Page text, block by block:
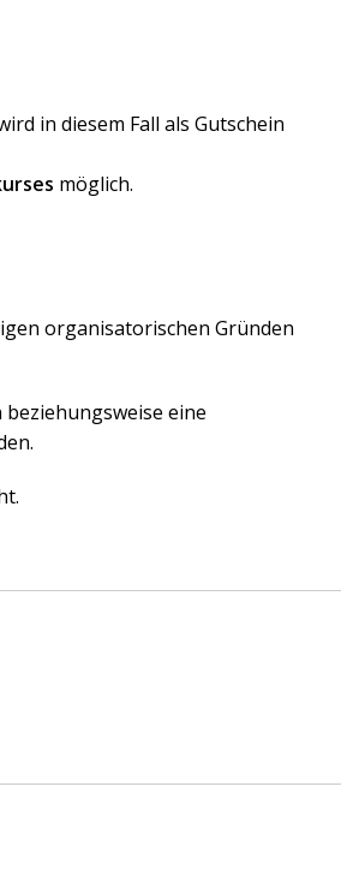
in diesem Fall als Gutschein
möglich.
organisatorischen Gründen
eine